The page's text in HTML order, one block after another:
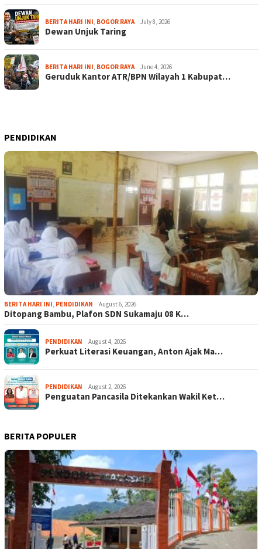
BERITA HARI INI, BOGOR RAYA July 8, 2026
Dewan Unjuk Taring
BERITA HARI INI, BOGOR RAYA June 4, 2026
Geruduk Kantor ATR/BPN Wilayah 1 Kabupat…
PENDIDIKAN
BERITA HARI INI, PENDIDIKAN August 6, 2026
Ditopang Bambu, Plafon SDN Sukamaju 08 K…
PENDIDIKAN August 4, 2026
Perkuat Literasi Keuangan, Anton Ajak Ma…
PENDIDIKAN August 2, 2026
Penguatan Pancasila Ditekankan Wakil Ket…
BERITA POPULER